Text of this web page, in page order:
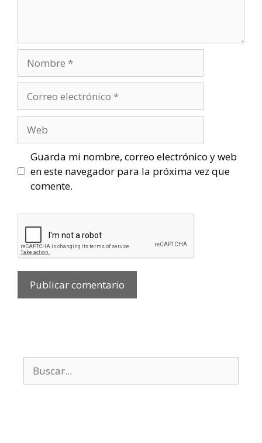
Guarda mi nombre, correo electrónico y web
en este navegador para la próxima vez que
comente.